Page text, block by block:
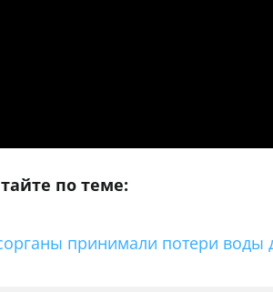
по теме:
принимали потери воды